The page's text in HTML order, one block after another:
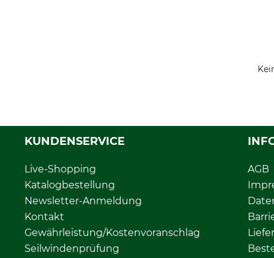
KUNDENSERVICE
Live-Shopping
Katalogbestellung
Newsletter-Anmeldung
Kontakt
Gewährleistung/Kostenvoranschlag
Seilwindenprüfung
AGB